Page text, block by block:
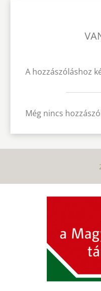
A hozzászóláshoz
Még nincs